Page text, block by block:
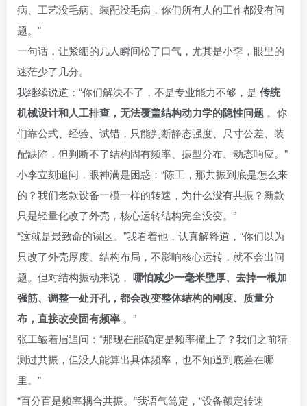
病、工艺没毛病、装配没毛病，你们所有人的工作都没有问
题。”
一句话，让紧绷的几人瞬间松了口气，尤其是小李，眼里的
迷茫少了几分。
我继续说道：“你们解决不了，不是专业能力不够，是 传统
机械设计和人工排查，无法覆盖结构动力学的隐性问题 。你
们靠公式、经验、试错，只能判断静态强度、尺寸公差、装
配缺陷，但判断不了结构固有频率、振型分布、动态响应。”
小李立刻追问，眼神满是困惑：“陈工，那共振到底是怎么来
的？我们老款设备一模一样的转速，为什么没有共振？新款
只是轻量化改了外壳，核心运转结构完全没变。”
“这就是最致命的误区。”我看着他，认真解释道，“你们以为
只改了外壳厚度、结构布局，不影响核心运转，就不会出问
题。但对结构振动来说， 哪怕减少一毫米壁厚、去掉一根加
强筋、调整一处开孔，都会改变整体结构的刚度、质量分
布，直接改变固有频率 。”
张工皱着眉追问：“那现在能确定是频率撞上了？我们之前猜
测过共振，但没人能算出具体频率，也不知道到底差在哪
里。”
“百分百是频率耦合共振。”我语气笃定，“设备额定转速